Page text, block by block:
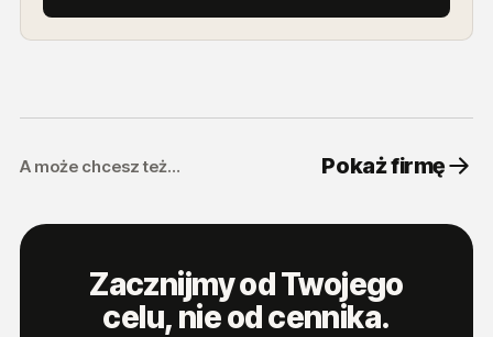
A może chcesz też… Pokaż firmę
Zacznijmy od Twojego
celu, nie od cennika.